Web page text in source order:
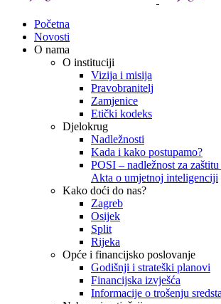
Početna
Novosti
O nama
O instituciji
Vizija i misija
Pravobranitelj
Zamjenice
Etički kodeks
Djelokrug
Nadležnosti
Kada i kako postupamo?
POSI – nadležnost za
Akta o umjetnoj inteligenciji
Kako doći do nas?
Zagreb
Osijek
Split
Rijeka
Opće i financijsko poslovanje
Godišnji i strateški planovi
Financijska izvješća
Informacije o trošenju